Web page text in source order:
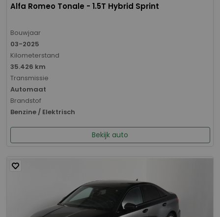
Alfa Romeo Tonale - 1.5T Hybrid Sprint
Bouwjaar
03-2025
Kilometerstand
35.426 km
Transmissie
Automaat
Brandstof
Benzine / Elektrisch
Bekijk auto